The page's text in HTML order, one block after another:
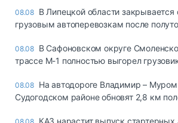
08.08 В Липецкой области
грузовым автоперевозкам после
08.08 В Сафоновском округе
трассе М-1 полностью выгорел
08.08 На автодороге Владимир –
Судогодском районе обновят 2,8 км